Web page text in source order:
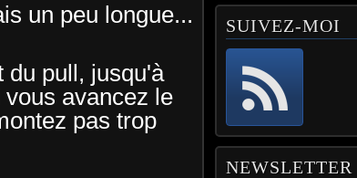
un peu longue...
du pull, jusqu'à
avancez le
pas trop
SUIVEZ-MOI
NEWSLETTER